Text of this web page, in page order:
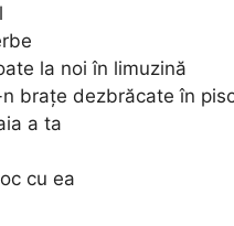
la noi în limuzină
brațe dezbrăcate în
a ta
cu ea